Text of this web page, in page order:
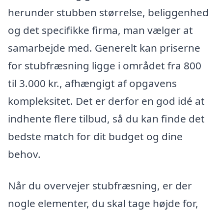
herunder stubben størrelse, beliggenhed
og det specifikke firma, man vælger at
samarbejde med. Generelt kan priserne
for stubfræsning ligge i området fra 800
til 3.000 kr., afhængigt af opgavens
kompleksitet. Det er derfor en god idé at
indhente flere tilbud, så du kan finde det
bedste match for dit budget og dine
behov.
Når du overvejer stubfræsning, er der
nogle elementer, du skal tage højde for,